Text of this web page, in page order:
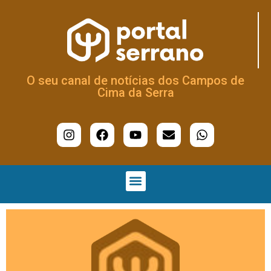
O seu canal de notícias dos Campos de
Cima da Serra